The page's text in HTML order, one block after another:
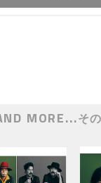
MORE...そ